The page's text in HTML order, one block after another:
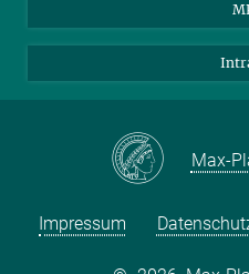
Max-
Impressum